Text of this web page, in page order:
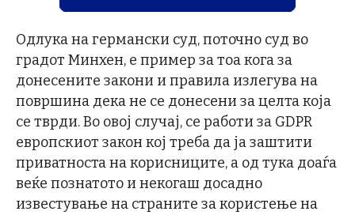
Одлука на германски суд, поточно суд во
градот Минхен, е пример за тоа кога за
донесените закони и правила излегува на
површина дека не се донесени за целта која
се тврди. Во овој случај, се работи за GDPR
европскиот закон кој треба да ја заштити
приватноста на корисниците, а од тука доаѓа
веќе познатото и некогаш досадно
известување на страните за користење на